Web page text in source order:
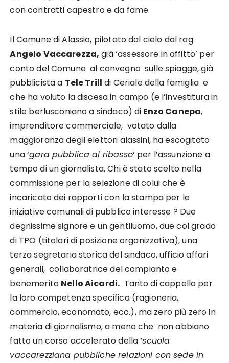
con contratti capestro e da fame.
Il Comune di Alassio, pilotato dal cielo dal rag.
Angelo Vaccarezza, già ‘assessore in affitto’ per
conto del Comune al convegno sulle spiagge, già
pubblicista a Tele Trill di Ceriale della famiglia e
che ha voluto la discesa in campo (e l’investitura in
stile berlusconiano a sindaco) di Enzo Canepa,
imprenditore commerciale, votato dalla
maggioranza degli elettori alassini, ha escogitato
una ‘gara pubblica al ribasso‘ per l’assunzione a
tempo di un giornalista. Chi è stato scelto nella
commissione per la selezione di colui che è
incaricato dei rapporti con la stampa per le
iniziative comunali di pubblico interesse ? Due
degnissime signore e un gentiluomo, due col grado
di TPO (titolari di posizione organizzativa), una
terza segretaria storica del sindaco, ufficio affari
generali, collaboratrice del compianto e
benemerito Nello Aicardi. Tanto di cappello per
la loro competenza specifica (ragioneria,
commercio, economato, ecc.), ma zero più zero in
materia di giornalismo, a meno che non abbiano
fatto un corso accelerato della ‘scuola
vaccarezziana pubbliche relazioni con sede in